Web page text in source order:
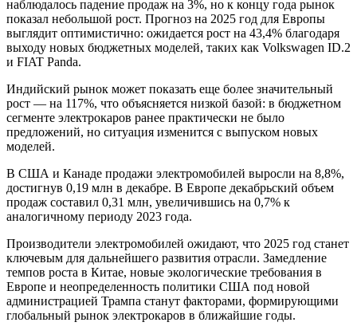
наблюдалось падение продаж на 3%, но к концу года рынок
показал небольшой рост. Прогноз на 2025 год для Европы
выглядит оптимистично: ожидается рост на 43,4% благодаря
выходу новых бюджетных моделей, таких как Volkswagen ID.2
и FIAT Panda.
Индийский рынок может показать еще более значительный
рост — на 117%, что объясняется низкой базой: в бюджетном
сегменте электрокаров ранее практически не было
предложений, но ситуация изменится с выпуском новых
моделей.
В США и Канаде продажи электромобилей выросли на 8,8%,
достигнув 0,19 млн в декабре. В Европе декабрьский объем
продаж составил 0,31 млн, увеличившись на 0,7% к
аналогичному периоду 2023 года.
Производители электромобилей ожидают, что 2025 год станет
ключевым для дальнейшего развития отрасли. Замедление
темпов роста в Китае, новые экологические требования в
Европе и неопределенность политики США под новой
администрацией Трампа станут факторами, формирующими
глобальный рынок электрокаров в ближайшие годы.